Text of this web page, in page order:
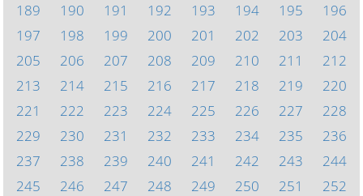
189
190 191 192 193 194 195
196
197
198 199 200 201 202 203
204
205
206 207 208 209 210 211
212
213
214 215 216 217 218 219
220
221
222 223 224 225 226 227
228
229
230 231 232 233 234 235
236
237
238 239 240 241 242 243
244
245
246 247 248 249 250 251
252